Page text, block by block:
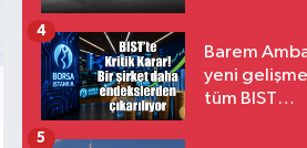
Barem
yeni
tüm BIST
4
5